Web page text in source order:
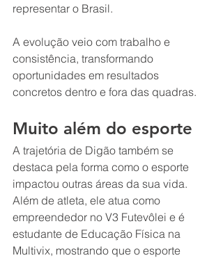
representar o Brasil.
A evolução veio com trabalho e
consistência, transformando
oportunidades em resultados
concretos dentro e fora das quadras.
Muito além do esporte
A trajetória de Digão também se
destaca pela forma como o esporte
impactou outras áreas da sua vida.
Além de atleta, ele atua como
empreendedor no V3 Futevôlei e é
estudante de Educação Física na
Multivix, mostrando que o esporte